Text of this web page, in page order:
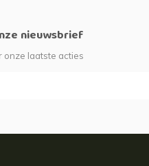
nieuwsbrief
onze laatste acties